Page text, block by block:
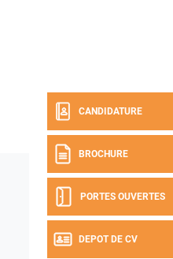
CANDIDATURE
BROCHURE
PORTES OUVERTES
DEPOT DE CV